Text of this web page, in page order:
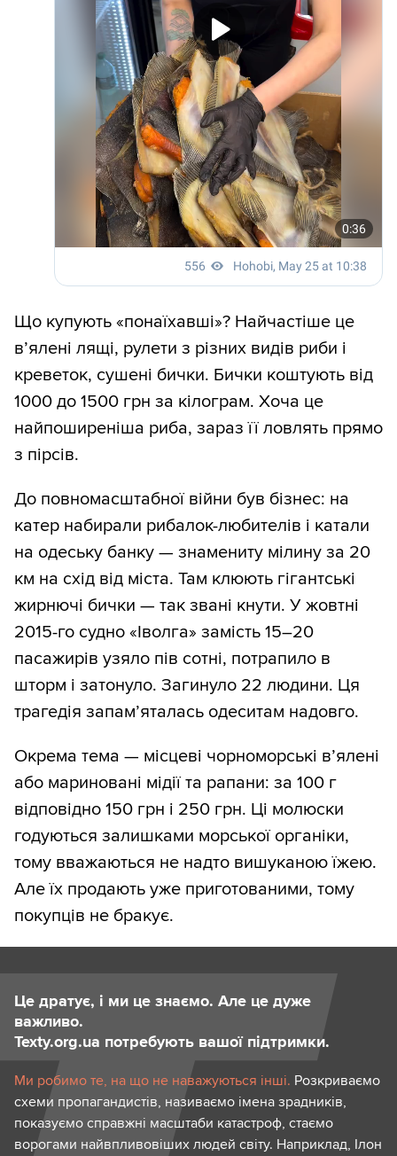
Що купують «понаїхавші»? Найчастіше це
в’ялені лящі, рулети з різних видів риби і
креветок, сушені бички. Бички коштують від
1000 до 1500 грн за кілограм. Хоча це
найпоширеніша риба, зараз її ловлять прямо
з пірсів.
До повномасштабної війни був бізнес: на
катер набирали рибалок-любителів і катали
на одеську банку — знамениту мілину за 20
км на схід від міста. Там клюють гігантські
жирнючі бички — так звані кнути. У жовтні
2015-го судно «Іволга» замість 15–20
пасажирів узяло пів сотні, потрапило в
шторм і затонуло. Загинуло 22 людини. Ця
трагедія запам’яталась одеситам надовго.
Окрема тема — місцеві чорноморські в’ялені
або мариновані мідії та рапани: за 100 г
відповідно 150 грн і 250 грн. Ці молюски
годуються залишками морської органіки,
тому вважаються не надто вишуканою їжею.
Але їх продають уже приготованими, тому
покупців не бракує.
Це дратує, і ми це знаємо. Але це дуже
важливо.
Texty.org.ua потребують вашої підтримки.
Ми робимо те, на що не наважуються інші. Розкриваємо
схеми пропагандистів, називаємо імена зрадників,
показуємо справжні масштаби катастроф, стаємо
ворогами найвпливовіших людей світу. Наприклад, Ілон